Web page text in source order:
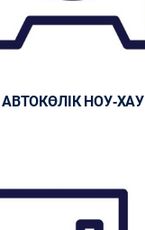
АВТОКӨЛІК НОУ-ХАУ